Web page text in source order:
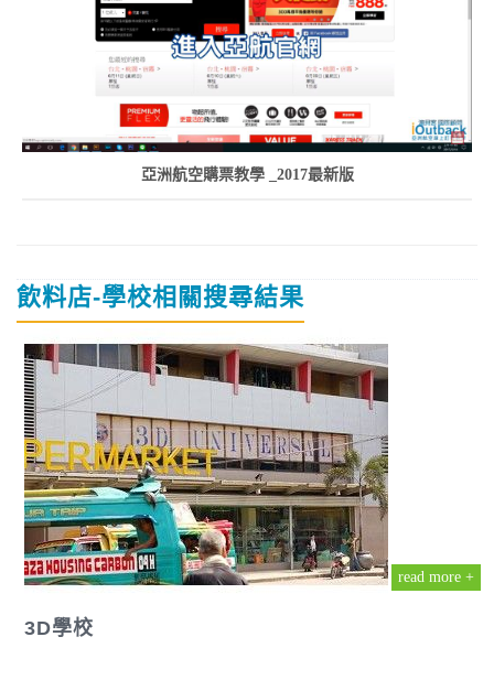
亞洲航空購票教學 _2017最新版
飲料店-學校相關搜尋結果
read more +
3D學校